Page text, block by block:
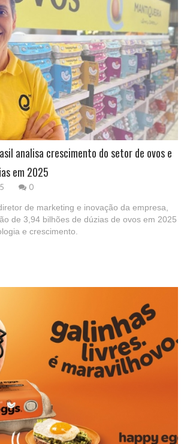
analisa crescimento do setor de ovos e
em 2025
0
de marketing e inovação da empresa,
de 3,94 bilhões de dúzias de ovos em 2025
e crescimento.